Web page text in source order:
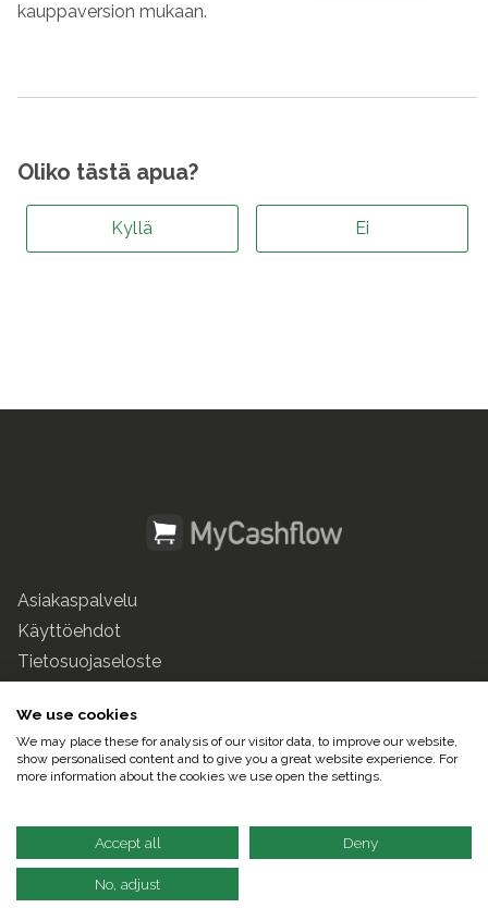
kauppaversion mukaan.
Oliko tästä apua?
Kyllä Ei
Asiakaspalvelu
Käyttöehdot
Tietosuojaseloste
© 2025 Pulse247 Oy. Kaikki oikeudet pidätetään.
We use cookies
We may place these for analysis of our visitor data, to improve our website,
show personalised content and to give you a great website experience. For
more information about the cookies we use open the settings.
Accept all Deny
No, adjust